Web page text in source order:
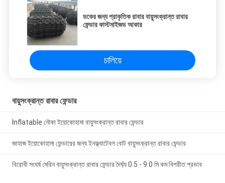
ডকের জন্য প্রাকৃতিক রাবার বায়ুসংক্রান্ত রাবার
ফেন্ডার কাস্টমাইজড আকার
চালিয়ে
বায়ুসংক্রান্ত রাবার ফেন্ডার
Inflatable নৌকা ইয়োকোহামা বায়ুসংক্রান্ত রাবার ফেন্ডার
জাহাজ ইয়োকোহামা ফেন্ডারের জন্য ইনফ্ল্যাটেবল বোট বায়ুসংক্রান্ত রাবার ফেন্ডার
বিরোধী সংঘর্ষ মেরিন বায়ুসংক্রান্ত রাবার ফেন্ডার দৈর্ঘ্য 0.5 - 9.0 মি কম বিপরীত প্রভাব